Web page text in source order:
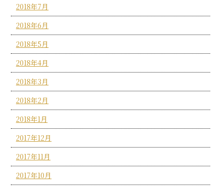
2018年7月
2018年6月
2018年5月
2018年4月
2018年3月
2018年2月
2018年1月
2017年12月
2017年11月
2017年10月